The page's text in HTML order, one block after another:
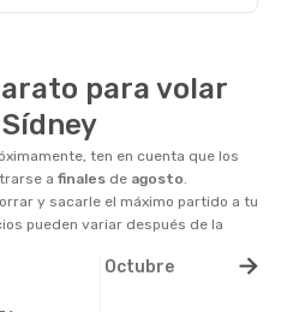
para volar
ten en cuenta que los
a finales de agosto.
y sacarle el máximo partido a tu
pueden variar después de la
Octubre